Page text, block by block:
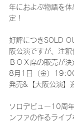
年におよぶ物語を
定！
好評につきSOLD
阪公演ですが、注
ＢＯＸ席の販売が決
8月1日（金）
発売&【大阪公演】
ソロデビュー10周
ンファの作るライ